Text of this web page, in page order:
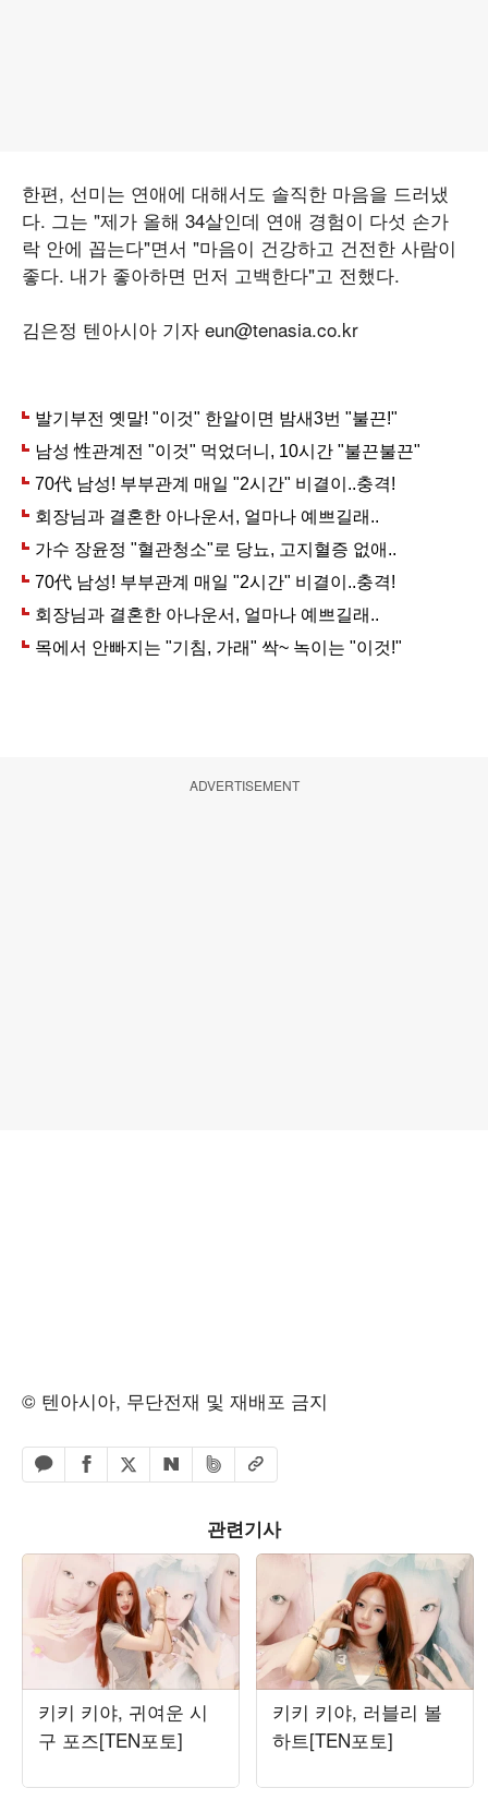
한편, 선미는 연애에 대해서도 솔직한 마음을 드러냈
다. 그는 "제가 올해 34살인데 연애 경험이 다섯 손가
락 안에 꼽는다"면서 "마음이 건강하고 건전한 사람이
좋다. 내가 좋아하면 먼저 고백한다"고 전했다.
김은정 텐아시아 기자 eun@tenasia.co.kr
ADVERTISEMENT
© 텐아시아, 무단전재 및 재배포 금지
카카오톡 공유하기
페이스북 공유하기
엑스 공유하기
네이버 공유하기
밴드 공유하기
URL복사
관련기사
키키 키야, 귀여운 시
구 포즈[TEN포토]
키키 키야, 러블리 볼
하트[TEN포토]